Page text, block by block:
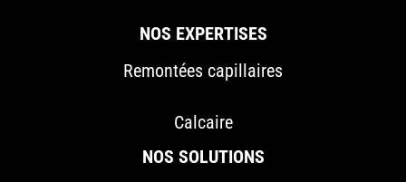
NOS EXPERTISES
Remontées capillaires
Calcaire
NOS SOLUTIONS